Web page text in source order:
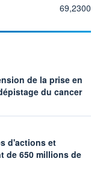
69,2300
de la prise en
du cancer
d'actions et
de 650 millions de